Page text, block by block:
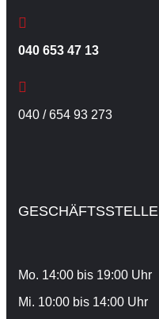
040 653 47 13
040 / 654 93 273
GESCHÄFTSSTELLE
Mo. 14:00 bis 19:00 Uhr
Mi. 10:00 bis 14:00 Uhr